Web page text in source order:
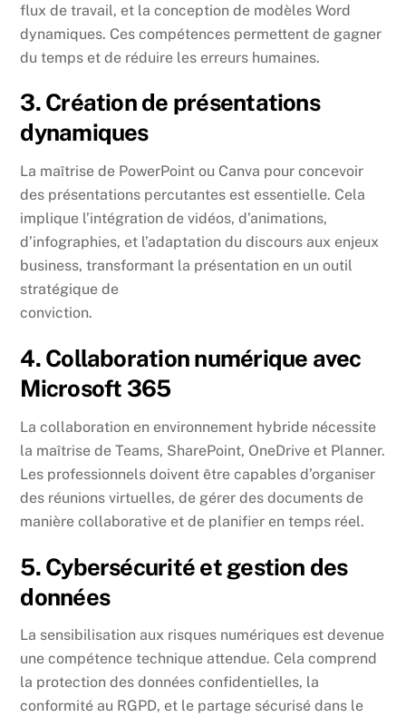
flux de travail, et la conception de modèles Word
dynamiques. Ces compétences permettent de gagner
du temps et de réduire les erreurs humaines.
3. Création de présentations
dynamiques
La maîtrise de PowerPoint ou Canva pour concevoir
des présentations percutantes est essentielle. Cela
implique l’intégration de vidéos, d’animations,
d’infographies, et l’adaptation du discours aux enjeux
business, transformant la présentation en un outil
stratégique de
conviction.
4. Collaboration numérique avec
Microsoft 365
La collaboration en environnement hybride nécessite
la maîtrise de Teams, SharePoint, OneDrive et Planner.
Les professionnels doivent être capables d’organiser
des réunions virtuelles, de gérer des documents de
manière collaborative et de planifier en temps réel.
5. Cybersécurité et gestion des
données
La sensibilisation aux risques numériques est devenue
une compétence technique attendue. Cela comprend
la protection des données confidentielles, la
conformité au RGPD, et le partage sécurisé dans le